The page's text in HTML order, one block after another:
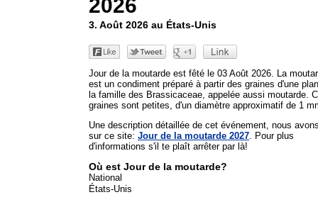
2026
3. Août 2026 au États-Unis
Jour de la moutarde est fêté le 03 Août 2026. La
est un condiment préparé à partir des graines d'une
la famille des Brassicaceae, appelée aussi moutarde.
graines sont petites, d'un diamètre approximatif de 1
Une description détaillée de cet événement, nous
sur ce site: Jour de la moutarde 2027 . Pour plus
d'informations s'il te plaît arrêter par là!
Où est Jour de la moutarde?
National
États-Unis